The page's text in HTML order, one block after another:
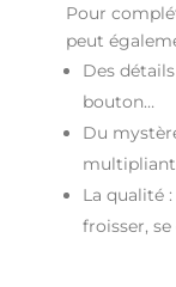
Pour
peut
Des
bouton…
Du
La qualité
froisser,